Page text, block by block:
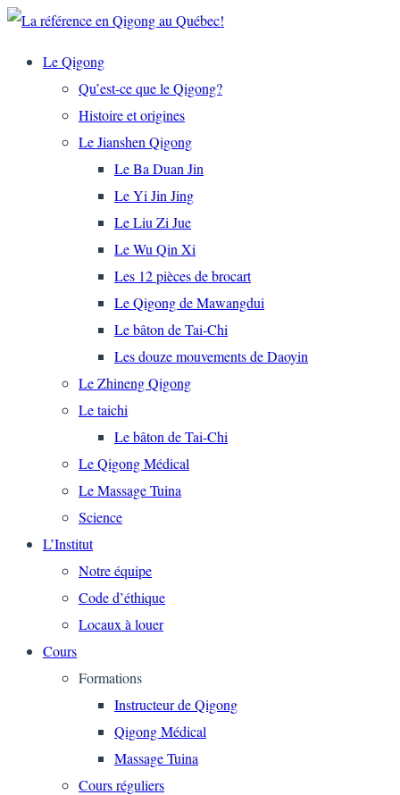
Le Qigong
Qu’est-ce que le Qigong?
Histoire et origines
Le Jianshen Qigong
Le Ba Duan Jin
Le Yi Jin Jing
Le Liu Zi Jue
Le Wu Qin Xi
Les 12 pièces de brocart
Le Qigong de Mawangdui
Le bâton de Tai-Chi
Les douze mouvements de Daoyin
Le Zhineng Qigong
Le taichi
Le bâton de Tai-Chi
Le Qigong Médical
Le Massage Tuina
Science
L’Institut
Notre équipe
Code d’éthique
Locaux à louer
Cours
Formations
Instructeur de Qigong
Qigong Médical
Massage Tuina
Cours réguliers